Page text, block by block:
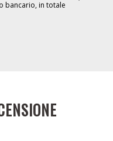
bancario, in totale